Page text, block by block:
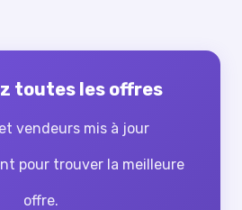
toutes les offres
vendeurs mis à jour
pour trouver la meilleure
offre.